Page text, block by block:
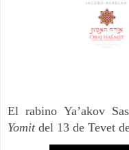
El rabino Ya’akov
Yomit del 13 de Tevet